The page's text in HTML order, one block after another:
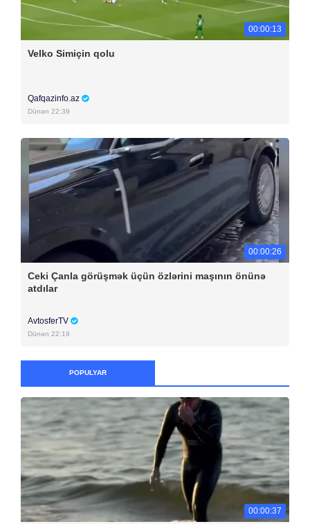
00:00:13
Velko Simiçin qolu
Qafqazinfo.az
Dünən 22:39
00:00:26
Ceki Çanla görüşmək üçün özlərini maşının önünə
atdılar
AvtosferTV
Dünən 22:19
POPULYAR
00:00:37